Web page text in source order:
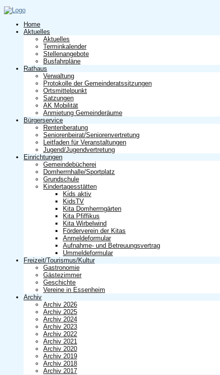
Home
Aktuelles
Aktuelles
Terminkalender
Stellenangebote
Busfahrpläne
Rathaus
Verwaltung
Protokolle der Gemeinderatssitzungen
Ortsmittelpunkt
Satzungen
AK Mobilität
Anmietung Gemeinderäume
Bürgerservice
Rentenberatung
Seniorenbeirat/Seniorenvertretung
Leitfaden für Veranstaltungen
Jugend/Jugendvertretung
Einrichtungen
Gemeindebücherei
Domherrnhalle/Sportplatz
Grundschule
Kindertagesstätten
Kids aktiv
KidsTV
Kita Domherrngärten
Kita Pfiffikus
Kita Wirbelwind
Förderverein der Kitas
Anmeldeformular
Aufnahme- und Betreuungsvertrag
Ummeldeformular
Freizeit/Tourismus/Kultur
Gastronomie
Gästezimmer
Geschichte
Vereine in Essenheim
Archiv
Archiv 2026
Archiv 2025
Archiv 2024
Archiv 2023
Archiv 2022
Archiv 2021
Archiv 2020
Archiv 2019
Archiv 2018
Archiv 2017